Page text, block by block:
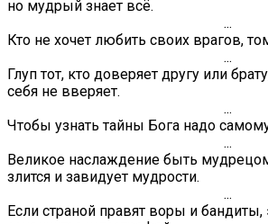
но мудрый знает всё.
...
Кто не хочет любить своих врагов,
...
Глуп тот, кто доверяет другу или
себя не вверяет.
...
Чтобы узнать тайны Бога надо
...
Великое наслаждение быть
злится и завидует мудрости.
...
Если страной правят воры и бандиты,